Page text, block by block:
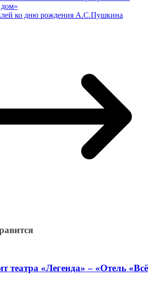
ко дню рождения А.С.Пушкина
театра «Легенда» – «Отель «Всё